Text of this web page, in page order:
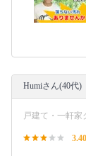
Humiさん(40代)
戸建て・一軒
3.40